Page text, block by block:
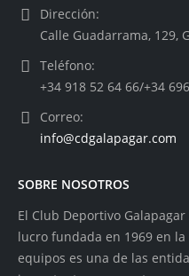
Dirección:
Calle Guadarrama, 129,
Teléfono:
+34 918 52 64 66/+34
Correo:
info@cdgalapagar.com
SOBRE NOSOTROS
El Club Deportivo
lucro fundada en 1969 en
equipos es una de las